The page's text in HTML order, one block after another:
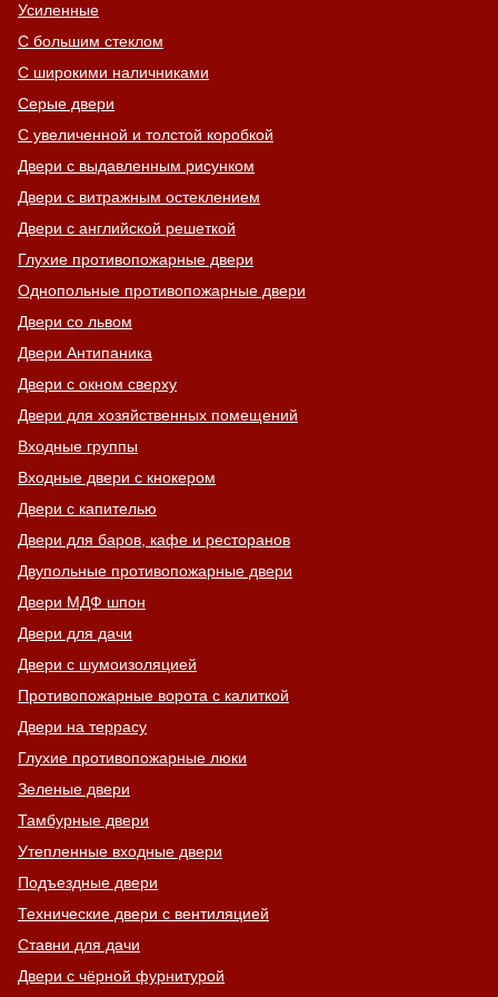
Усиленные
С большим стеклом
С широкими наличниками
Серые двери
С увеличенной и толстой коробкой
Двери с выдавленным рисунком
Двери с витражным остеклением
Двери с английской решеткой
Глухие противопожарные двери
Однопольные противопожарные двери
Двери со львом
Двери Антипаника
Двери с окном сверху
Двери для хозяйственных помещений
Входные группы
Входные двери с кнокером
Двери с капителью
Двери для баров, кафе и ресторанов
Двупольные противопожарные двери
Двери МДФ шпон
Двери для дачи
Двери с шумоизоляцией
Противопожарные ворота с калиткой
Двери на террасу
Глухие противопожарные люки
Зеленые двери
Тамбурные двери
Утепленные входные двери
Подъездные двери
Технические двери с вентиляцией
Ставни для дачи
Двери с чёрной фурнитурой